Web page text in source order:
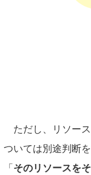
ただし、リソー
ついては別途判断
「そのリソースを